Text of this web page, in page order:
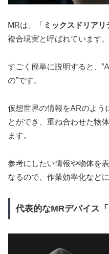
MRは、「 ミックスドリアリ
複合現実と呼ばれています。
すごく簡単に説明すると、
の”です。
仮想世界の情報をARのよう
とができ、重ね合わせた物
ます。
参考にしたい情報や物体を
なるので、作業効率化など
代表的なMRデバイス